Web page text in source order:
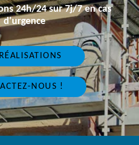
24h/24 sur 7j/7 en cas
d'urgence
NOUS !